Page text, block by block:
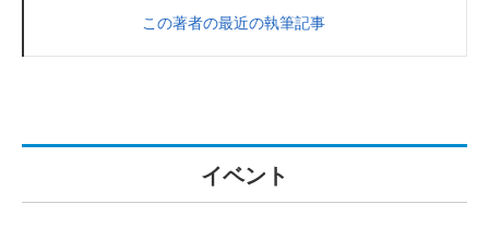
この著者の最近の執筆記事
イベント